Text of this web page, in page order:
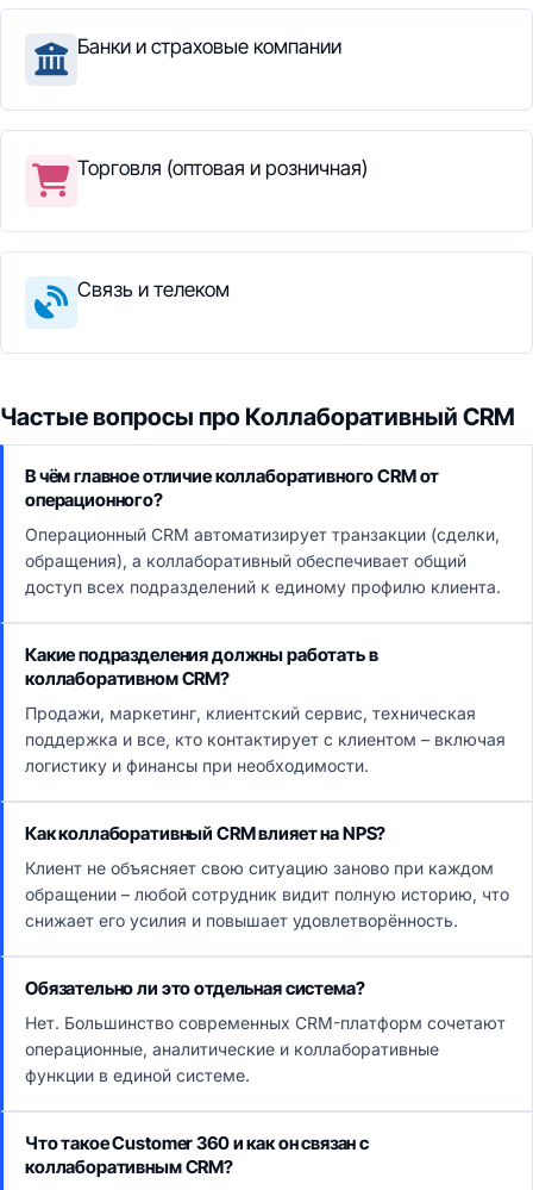
Банки и страховые компании
Торговля (оптовая и розничная)
Связь и телеком
Частые вопросы про Коллаборативный CRM
В чём главное отличие коллаборативного CRM от
операционного?
Операционный CRM автоматизирует транзакции (сделки,
обращения), а коллаборативный обеспечивает общий
доступ всех подразделений к единому профилю клиента.
Какие подразделения должны работать в
коллаборативном CRM?
Продажи, маркетинг, клиентский сервис, техническая
поддержка и все, кто контактирует с клиентом – включая
логистику и финансы при необходимости.
Как коллаборативный CRM влияет на NPS?
Клиент не объясняет свою ситуацию заново при каждом
обращении – любой сотрудник видит полную историю, что
снижает его усилия и повышает удовлетворённость.
Обязательно ли это отдельная система?
Нет. Большинство современных CRM-платформ сочетают
операционные, аналитические и коллаборативные
функции в единой системе.
Что такое Customer 360 и как он связан с
коллаборативным CRM?